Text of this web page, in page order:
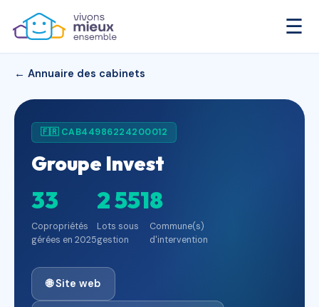
☰
← Annuaire des cabinets
🇫🇷 CAB44986224200012
Groupe Invest
33
Copropriétés
gérées en 2025
2 551
Lots sous
gestion
8
Commune(s)
d'intervention
🌐 Site web